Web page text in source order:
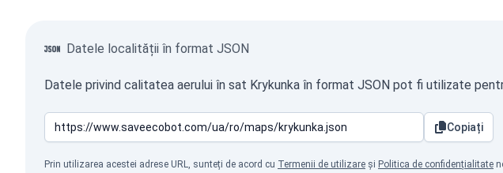
Datele localității în format JSON
Datele privind calitatea aerului în sat Krykunka în format JSON pot fi utilizate
Copiați
Prin utilizarea acestei adrese URL, sunteți de acord cu Termenii de utilizare și Politica de confidențialitate